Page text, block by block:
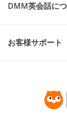
DMM英会話に
お客様サポート